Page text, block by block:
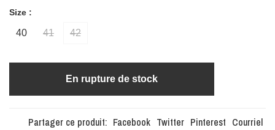
Size :
40 41 42
En rupture de stock
Partager ce produit: Facebook Twitter Pinterest Courriel